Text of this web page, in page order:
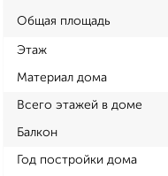
Общая площадь
Этаж
Материал дома
Всего этажей в доме
Балкон
Год постройки дома